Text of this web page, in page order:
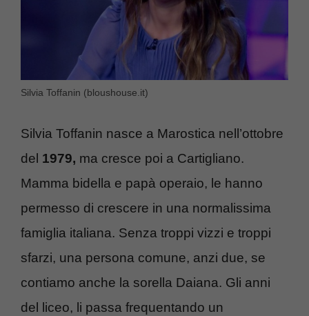
Silvia Toffanin (bloushouse.it)
Silvia Toffanin nasce a Marostica nell’ottobre
del 1979, ma cresce poi a Cartigliano.
Mamma bidella e papà operaio, le hanno
permesso di crescere in una normalissima
famiglia italiana. Senza troppi vizzi e troppi
sfarzi, una persona comune, anzi due, se
contiamo anche la sorella Daiana. Gli anni
del liceo, li passa frequentando un